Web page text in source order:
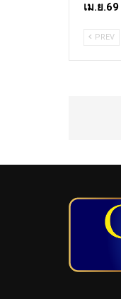
เม.ย.69
PREV